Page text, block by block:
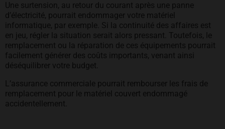
Une surtension, au retour du courant après une panne
d’électricité, pourrait endommager votre matériel
informatique, par exemple. Si la continuité des affaires est
en jeu, régler la situation serait alors pressant. Toutefois, le
remplacement ou la réparation de ces équipements pourrait
facilement générer des coûts importants, venant ainsi
déséquilibrer votre budget.
L’assurance commerciale pourrait rembourser les frais de
remplacement pour le matériel couvert endommagé
accidentellement.